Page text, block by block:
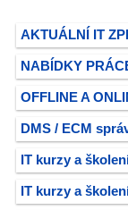
AKTUÁLNÍ IT
NABÍDKY
OFFLINE A
DMS / ECM
IT kurzy a
IT kurzy a